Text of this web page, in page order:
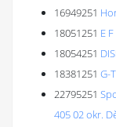
16949251
18051251 E
18054251
18381251 G-
22795251
405 02 okr.